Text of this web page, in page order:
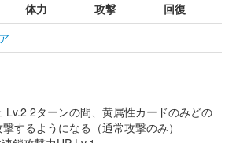
体力 攻撃
回復
Lv.2 2ターンの間、黄属性カードのみどの
するようになる（通常攻撃のみ）